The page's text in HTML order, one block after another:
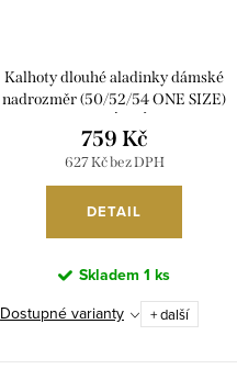
Kalhoty dlouhé aladinky dámské
nadrozměr (50/52/54 ONE SIZE)
IMC26003265/DUR
627 Kč bez DPH
759 Kč
DETAIL
Skladem 1 ks
Dostupné varianty
+ další